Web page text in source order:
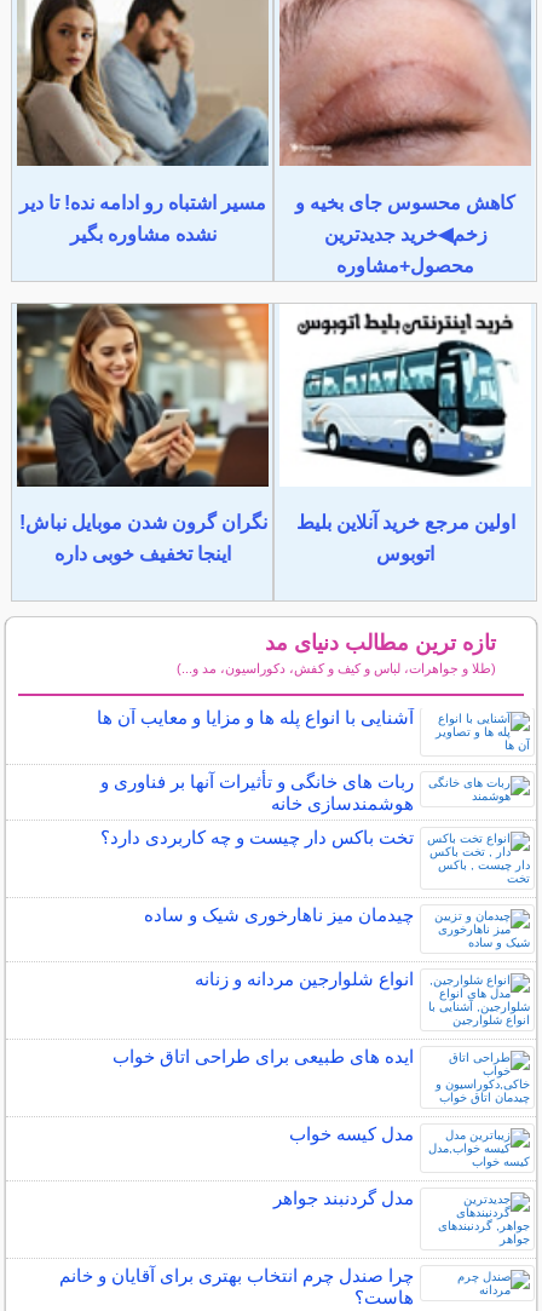
کاهش محسوس جای بخیه و
زخم◀خرید جدیدترین
محصول+مشاوره
مسیر اشتباه رو ادامه نده! تا دیر
نشده مشاوره بگیر
اولین مرجع خرید آنلاین بلیط
اتوبوس
نگران گرون شدن موبایل نباش!
اینجا تخفیف خوبی داره
تازه ترین مطالب دنیای مد
(طلا و جواهرات، لباس و کیف و کفش، دکوراسیون، مد و...)
آشنایی با انواع پله ها و مزایا و معایب آن ها
ربات ‌های خانگی و تأثیرات آنها بر فناوری و
هوشمندسازی خانه
تخت باکس دار چیست و چه کاربردی دارد؟
چیدمان میز ناهارخوری شیک و ساده
انواع شلوارجین مردانه و زنانه
ایده های طبیعی برای طراحی اتاق خواب
مدل کیسه خواب
مدل گردنبند جواهر
چرا صندل چرم انتخاب بهتری برای آقایان و خانم
هاست؟